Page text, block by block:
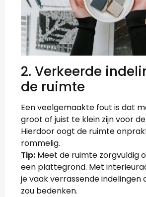
2. Verkeerde
de ruimte
Een veelgemaakte fout is dat
groot of juist te klein zijn voor
Hierdoor oogt de ruimte
rommelig.
Tip: Meet de ruimte zorgvuldig
een plattegrond. Met
je vaak verrassende indelingen
zou bedenken.